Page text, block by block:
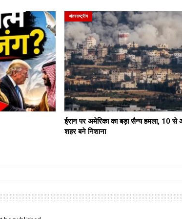
अंतरराष्ट्रीय
ईरान पर अमेरिका का बड़ा सैन्य हमला, 10 से
शहर बने निशाना